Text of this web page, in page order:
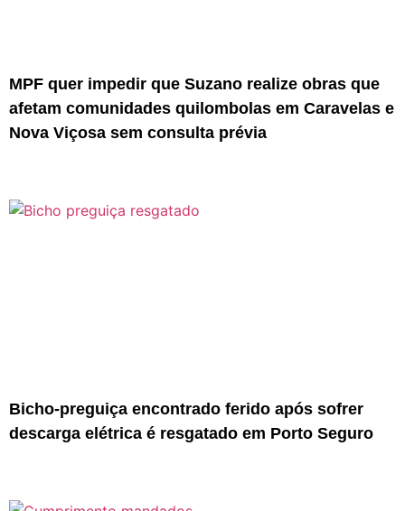
MPF quer impedir que Suzano realize obras que
afetam comunidades quilombolas em Caravelas e
Nova Viçosa sem consulta prévia
Bicho-preguiça encontrado ferido após sofrer
descarga elétrica é resgatado em Porto Seguro